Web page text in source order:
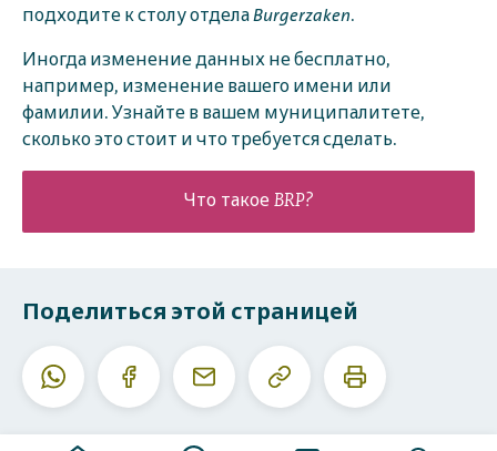
подходите к столу отделаBurgerzaken.
Иногда изменение данных не бесплатно,
например, изменение вашего имени или
фамилии. Узнайте в вашем муниципалитете,
сколько это стоит и что требуется сделать.
Что такое BRP?
Поделиться этой страницей
WhatsappFacebookE-
Скопировать
данный
Печатать
эту